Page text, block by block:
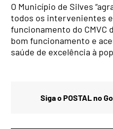
O Município de Silves
todos os intervenientes
funcionamento do CMVC
bom funcionamento e
saúde de excelência à
Siga o POSTAL no